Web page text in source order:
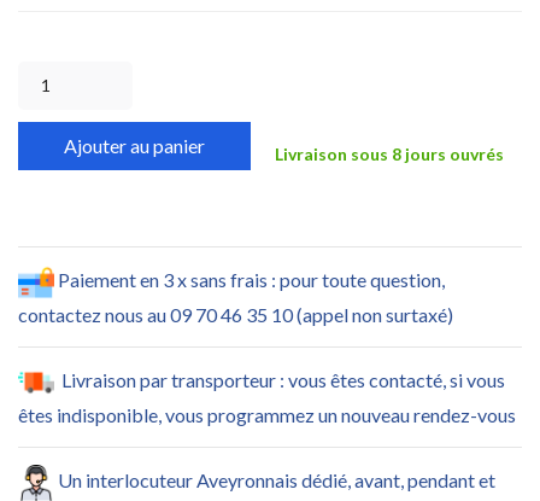
Ajouter au panier Livraison sous 8 jours ouvrés
Paiement en 3 x sans frais : pour toute question,
contactez nous au 09 70 46 35 10 (appel non surtaxé)
Livraison par transporteur : vous êtes contacté, si vous
êtes indisponible, vous programmez un nouveau rendez-vous
Un interlocuteur Aveyronnais dédié, avant, pendant et